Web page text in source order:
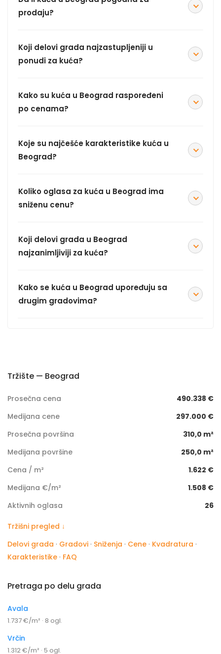
prodaju?
Koji delovi grada najzastupljeniji u
ponudi za kuća?
Kako su kuća u Beograd raspoređeni
po cenama?
Koje su najčešće karakteristike kuća u
Beograd?
Koliko oglasa za kuća u Beograd ima
sniženu cenu?
Koji delovi grada u Beograd
najzanimljiviji za kuća?
Kako se kuća u Beograd upoređuju sa
drugim gradovima?
Tržište — Beograd
Prosečna cena
490.338 €
Medijana cene
297.000 €
Prosečna površina
310,0 m²
Medijana površine
250,0 m²
Cena / m²
1.622 €
Medijana €/m²
1.508 €
Aktivnih oglasa
26
Tržišni pregled ↓
Delovi grada · Gradovi · Sniženja · Cene · Kvadratura ·
Karakteristike · FAQ
Pretraga po delu grada
Avala
1.737 €/m² · 8 ogl.
Vrčin
1.312 €/m² · 5 ogl.